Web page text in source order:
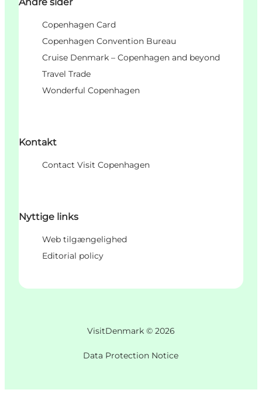
Copenhagen Card
Copenhagen Convention Bureau
Cruise Denmark – Copenhagen and beyond
Travel Trade
Wonderful Copenhagen
Kontakt
Contact Visit Copenhagen
Nyttige links
Web tilgængelighed
Editorial policy
VisitDenmark © 2026
Data Protection Notice